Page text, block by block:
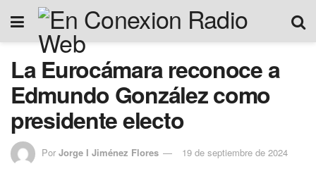
La Eurocámara reconoce a
Edmundo González como
presidente electo
Por Jorge I Jiménez Flores 19 de septiembre de 2024